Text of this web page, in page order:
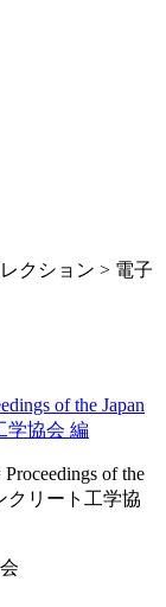
クション > 電子
of the Japan
学協会 編
of the
クリート工学協